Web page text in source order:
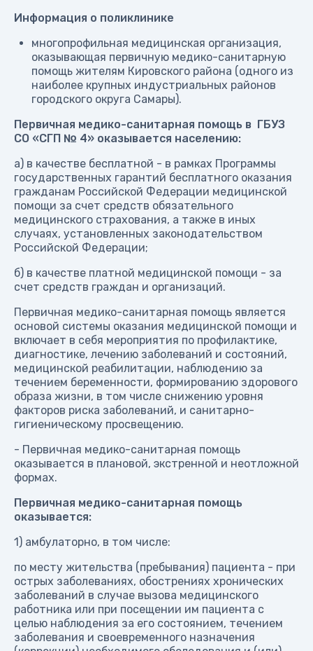
Информация о поликлинике
многопрофильная медицинская организация,
оказывающая первичную медико-санитарную
помощь жителям Кировского района (одного из
наиболее крупных индустриальных районов
городского округа Самары).
Первичная медико-санитарная помощь в ГБУЗ
СО «СГП № 4» оказывается населению:
а) в качестве бесплатной - в рамках Программы
государственных гарантий бесплатного оказания
гражданам Российской Федерации медицинской
помощи за счет средств обязательного
медицинского страхования, а также в иных
случаях, установленных законодательством
Российской Федерации;
б) в качестве платной медицинской помощи - за
счет средств граждан и организаций.
Первичная медико-санитарная помощь является
основой системы оказания медицинской помощи и
включает в себя мероприятия по профилактике,
диагностике, лечению заболеваний и состояний,
медицинской реабилитации, наблюдению за
течением беременности, формированию здорового
образа жизни, в том числе снижению уровня
факторов риска заболеваний, и санитарно-
гигиеническому просвещению.
- Первичная медико-санитарная помощь
оказывается в плановой, экстренной и неотложной
формах.
Первичная медико-санитарная помощь
оказывается:
1) амбулаторно, в том числе:
по месту жительства (пребывания) пациента - при
острых заболеваниях, обострениях хронических
заболеваний в случае вызова медицинского
работника или при посещении им пациента с
целью наблюдения за его состоянием, течением
заболевания и своевременного назначения